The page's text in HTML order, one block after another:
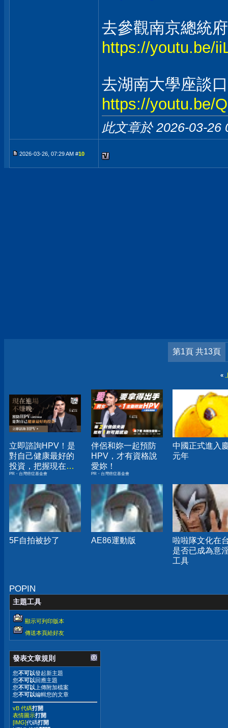
去參觀南京總統
https://youtu.be/
去湖南大學座談
https://youtu.be/
此文章於 2026-03-26
2026-03-26, 07:29 AM #10
第1頁 共13頁
«
立即諮詢HPV！是
對自己健康最好的
投資，把握現在不
嫌晚！
PR・台灣癌症基金會
伴侶和妳一起預防
HPV，才有資格說
愛妳！
PR・台灣癌症基金會
中國正式進入
元年
5F自拍被抄了 AE86運動版
啦啦隊文化在
是否已成為意
工具
POPIN
主題工具
顯示可列印版本
傳送本頁給好友
發表文章規則
您不可以發起新主題
您不可以 回應主題
您不可以 上傳附加檔案
您不可以編輯您的文章
vB 代碼打開
表情圖示打開
[IMG]代碼打開